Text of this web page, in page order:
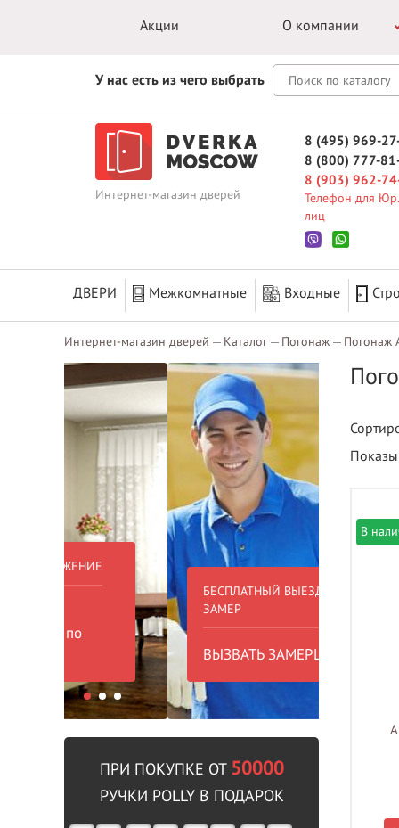
Акции О компании
У нас есть из чего выбрать
Интернет-магазин дверей
8 (495) 969-
8 (800) 777-
8 (903) 962-
Телефон для Юр.
лиц
ДВЕРИ Межкомнатные Входные
Интернет-магазин дверей Каталог Погонаж Погонаж
БЕСПЛАТНЫЙ ВЫЕЗД НА
ЗАМЕР
ВЫЗВАТЬ ЗАМЕРЩИКА
ПРИ ПОКУПКЕ ОТ 50000
РУЧКИ POLLY В ПОДАРОК
В